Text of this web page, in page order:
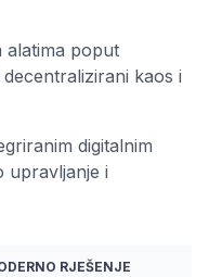
alatima poput
kaos i
digitalnim
upravljanje i
RJEŠENJE